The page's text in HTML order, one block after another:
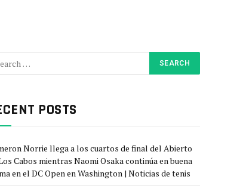
POSTS
Norrie llega a los cuartos de final del Abierto
Cabos mientras Naomi Osaka continúa en buena
en el DC Open en Washington | Noticias de tenis